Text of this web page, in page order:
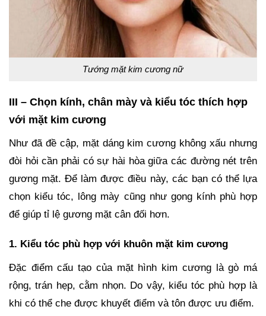
Tướng mặt kim cương nữ
III – Chọn kính, chân mày và kiểu tóc thích hợp
với mặt kim cương
Như đã đề cập, mặt dáng kim cương không xấu nhưng
đòi hỏi cần phải có sự hài hòa giữa các đường nét trên
gương mặt. Để làm được điều này, các bạn có thể lựa
chọn kiểu tóc, lông mày cũng như gọng kính phù hợp
để giúp tỉ lệ gương mặt cân đối hơn.
1. Kiểu tóc phù hợp với khuôn mặt kim cương
Đặc điểm cấu tạo của mặt hình kim cương là gò má
rộng, trán hẹp, cằm nhọn. Do vậy, kiểu tóc phù hợp là
khi có thể che được khuyết điểm và tôn được ưu điểm.